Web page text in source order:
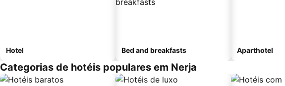
Hotel Bed and breakfasts Aparthotel
Categorias de hotéis populares em Nerja